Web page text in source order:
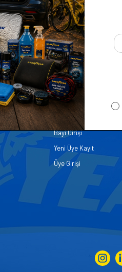
Üye
Sepetim
Bayi Kayıt
Bayi Girişi
Yeni Üye Kayıt
Üye Girişi